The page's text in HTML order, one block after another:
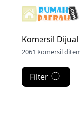
Komersil Dijual
2061 Komersil
Filter